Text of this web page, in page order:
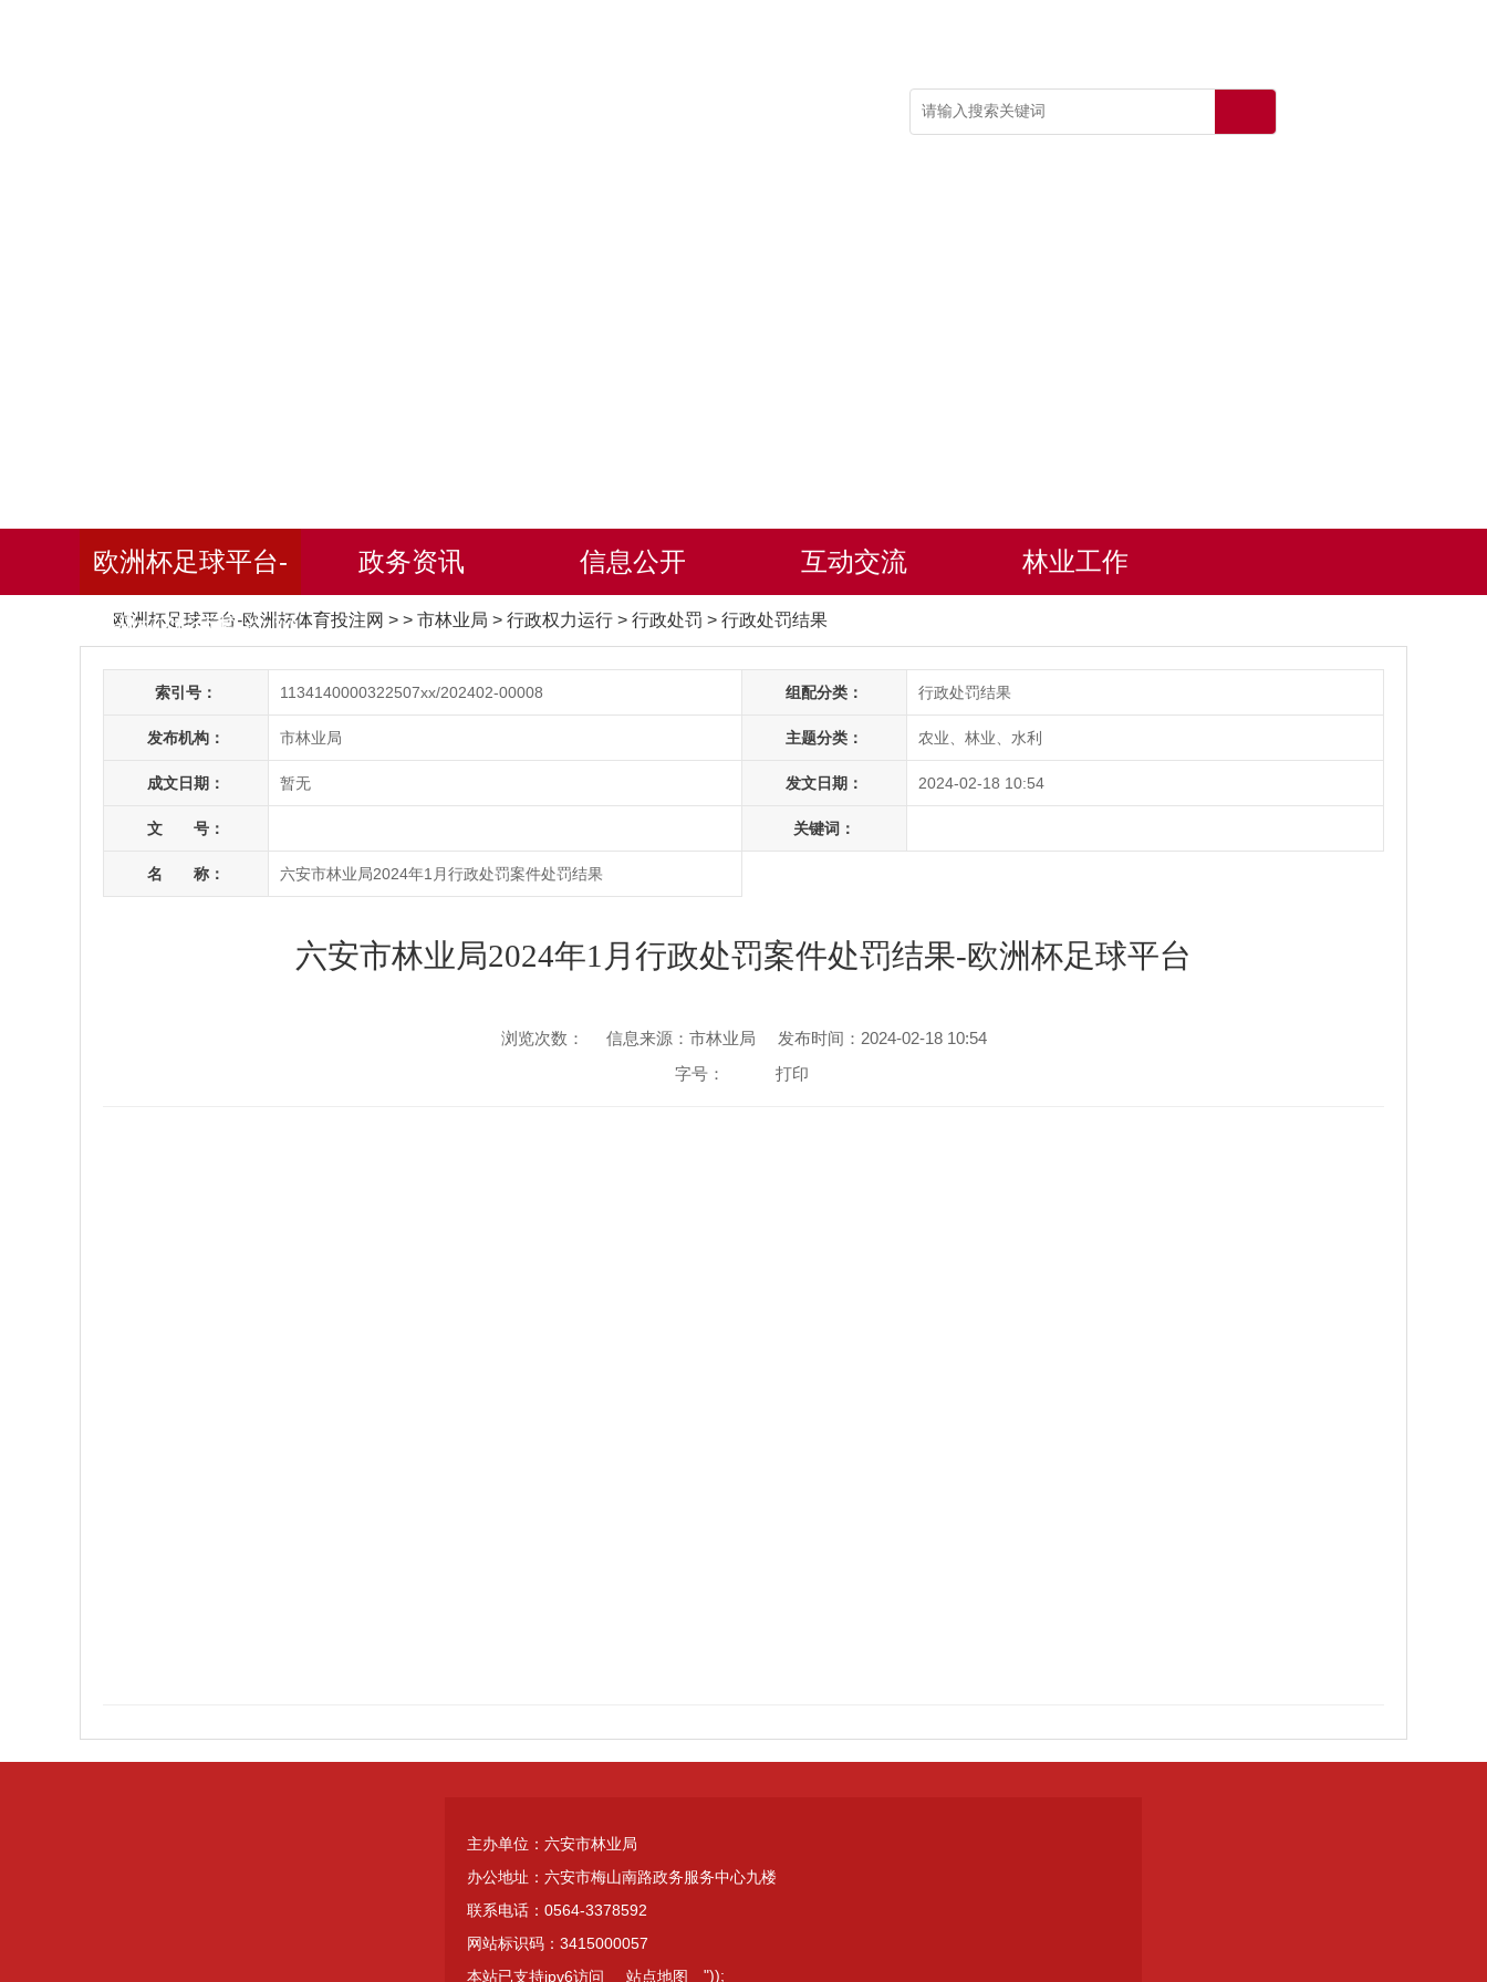
欧洲杯足球平台-
欧洲杯体育投注网
政务资讯 信息公开 互动交流 林业工作
欧洲杯足球平台-欧洲杯体育投注网 > > 市林业局 > 行政权力运行 > 行政处罚 > 行政处罚结果
索引号： 1134140000322507xx/202402-00008 组配分类： 行政处罚结果
发布机构： 市林业局 主题分类： 农业、林业、水利
成文日期： 暂无 发文日期： 2024-02-18 10:54
文 号： 关键词：
名 称： 六安市林业局2024年1月行政处罚案件处罚结果
六安市林业局2024年1月行政处罚案件处罚结果-欧洲杯足球平台
浏览次数： 信息来源：市林业局
发布时间：2024-02-18 10:54
字号：
打印
主办单位：六安市林业局
办公地址：六安市梅山南路政务服务中心九楼
联系电话：0564-3378592
网站标识码：3415000057
本站已支持ipv6访问
站点地图 "));